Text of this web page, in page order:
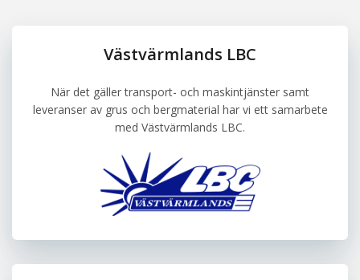
Västvärmlands LBC
När det gäller transport- och maskintjänster samt
leveranser av grus och bergmaterial har vi ett samarbete
med Västvärmlands LBC.